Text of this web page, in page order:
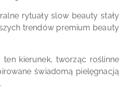
rytuały slow beauty stały
trendów premium beauty
ten kierunek, tworząc roślinne
świadomą pielęgnacją